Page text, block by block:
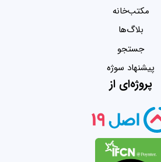
مکتب‌خانه
بلاگ‌ها
جستجو
پیشنهاد سوژه
پروژه‌ای از